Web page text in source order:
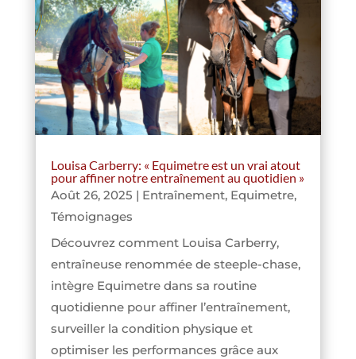
Louisa Carberry: « Equimetre est un vrai atout
pour affiner notre entraînement au quotidien »
Août 26, 2025 | Entraînement, Equimetre,
Témoignages
Découvrez comment Louisa Carberry,
entraîneuse renommée de steeple-chase,
intègre Equimetre dans sa routine
quotidienne pour affiner l’entraînement,
surveiller la condition physique et
optimiser les performances grâce aux